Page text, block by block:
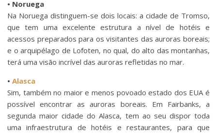
• Noruega
Na Noruega distinguem-se dois locais: a cidade de Tromso,
que tem uma excelente estrutura a nível de hotéis e
acessos preparados para os visitantes das auroras boreais;
e o arquipélago de Lofoten, no qual, do alto das montanhas,
terá uma visão incrível das auroras refletidas no mar.
• Alasca
Sim, também no maior e menos povoado estado dos EUA é
possível encontrar as auroras boreais. Em Fairbanks, a
segunda maior cidade do Alasca, tem ao seu dispor toda
uma infraestrutura de hotéis e restaurantes, para que